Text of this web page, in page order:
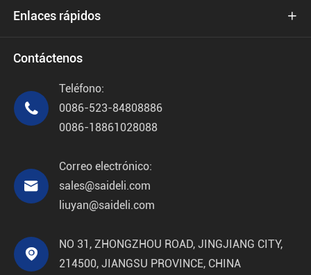
Enlaces rápidos 
Contáctenos

Teléfono:
0086-523-84808886
0086-18861028088

Correo electrónico:
sales@saideli.com
liuyan@saideli.com

NO 31, ZHONGZHOU ROAD, JINGJIANG CITY,
214500, JIANGSU PROVINCE, CHINA